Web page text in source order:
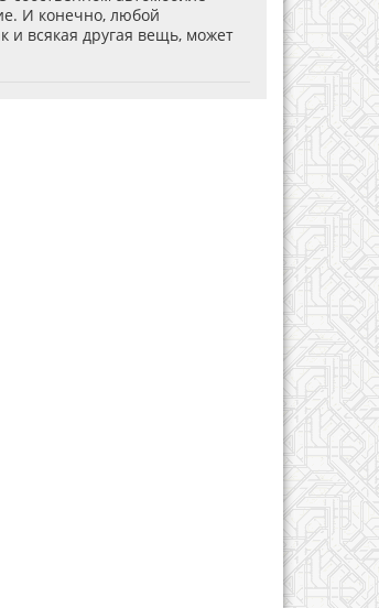
И конечно, любой
и всякая другая вещь, может